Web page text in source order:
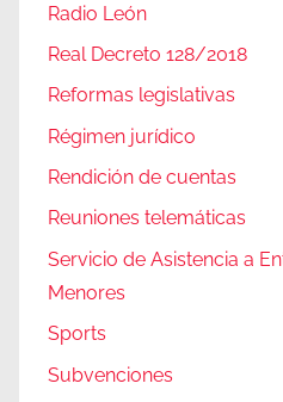
Radio León
Real Decreto 128/2018
Reformas legislativas
Régimen jurídico
Rendición de cuentas
Reuniones telemáticas
Servicio de Asistencia a
Menores
Sports
Subvenciones